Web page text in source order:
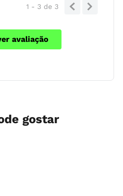
1 - 3 de 3
avaliação
gostar